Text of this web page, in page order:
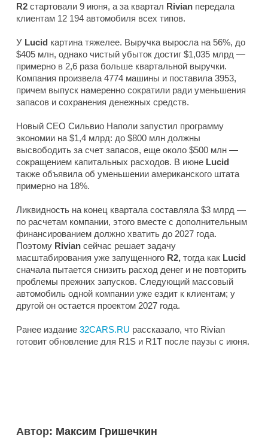
R2 стартовали 9 июня, а за квартал Rivian передала
клиентам 12 194 автомобиля всех типов.
У Lucid картина тяжелее. Выручка выросла на 56%, до
$405 млн, однако чистый убыток достиг $1,035 млрд —
примерно в 2,6 раза больше квартальной выручки.
Компания произвела 4774 машины и поставила 3953,
причем выпуск намеренно сократили ради уменьшения
запасов и сохранения денежных средств.
Новый CEO Сильвио Наполи запустил программу
экономии на $1,4 млрд: до $800 млн должны
высвободить за счет запасов, еще около $500 млн —
сокращением капитальных расходов. В июне Lucid
также объявила об уменьшении американского штата
примерно на 18%.
Ликвидность на конец квартала составляла $3 млрд —
по расчетам компании, этого вместе с дополнительным
финансированием должно хватить до 2027 года.
Поэтому Rivian сейчас решает задачу
масштабирования уже запущенного R2, тогда как Lucid
сначала пытается снизить расход денег и не повторить
проблемы прежних запусков. Следующий массовый
автомобиль одной компании уже ездит к клиентам; у
другой он остается проектом 2027 года.
Ранее издание 32CARS.RU рассказало, что Rivian
готовит обновление для R1S и R1T после паузы с июня.
Автор: Максим Гришечкин